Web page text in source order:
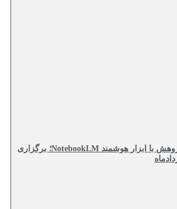
تحولی در آموزش و پژوهش با ابزار هوشمند NotebookLM؛ برگزاری